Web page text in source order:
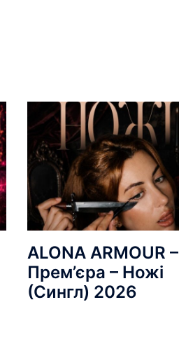
ALONA ARMOUR –
Прем’єра – Ножі
(Сингл) 2026